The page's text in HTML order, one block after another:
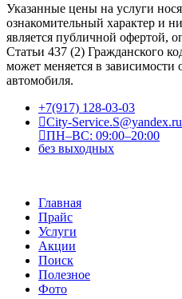
Указанные цены на услуги
ознакомительный характер и
является публичной офертой,
Статьи 437 (2) Гражданского
может меняется в зависимости
автомобиля.
+7(917) 128-03-03
City-Service.S@yandex.ru
ПН–ВС: 09:00–20:00
без выходных
Главная
Прайс
Услуги
Акции
Поиск
Полезное
Фото